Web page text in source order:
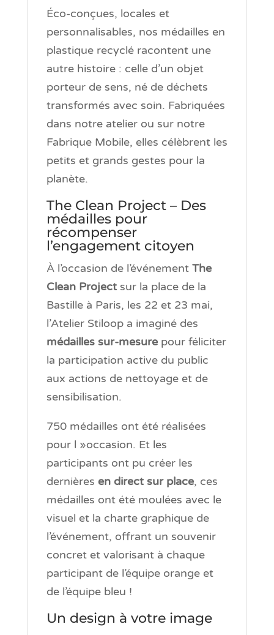
Éco-conçues, locales et
personnalisables, nos médailles en
plastique recyclé racontent une
autre histoire : celle d’un objet
porteur de sens, né de déchets
transformés avec soin. Fabriquées
dans notre atelier ou sur notre
Fabrique Mobile, elles célèbrent les
petits et grands gestes pour la
planète.
The Clean Project – Des
médailles pour
récompenser
l’engagement citoyen
À l’occasion de l’événement The
Clean Projectsur la place de la
Bastille à Paris, les 22 et 23 mai,
l’Atelier Stiloop a imaginé des
médailles sur-mesurepour féliciter
la participation active du public
aux actions de nettoyage et de
sensibilisation.
750 médailles ont été réalisées
pour l »occasion. Et les
participants ont pu créer les
dernières en direct sur place, ces
médailles ont été moulées avec le
visuel et la charte graphique de
l’événement, offrant un souvenir
concret et valorisant à chaque
participant de l’équipe orange et
de l’équipe bleu !
Un design à votre image